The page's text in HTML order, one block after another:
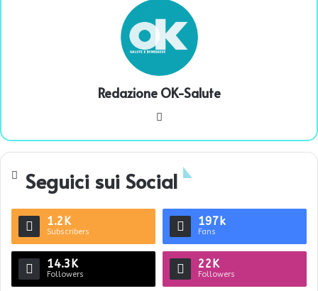
Redazione OK-Salute
te
Seguici sui Social
1.2K
Subscribers
197k
Fans
14.3K
Followers
22K
Followers